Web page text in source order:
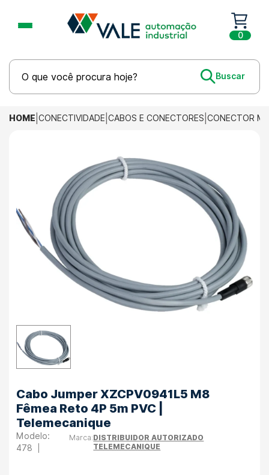
0
HOME CONECTIVIDADE CABOS E CONECTORES CONECTOR
Cabo Jumper XZCPV0941L5 M8
Fêmea Reto 4P 5m PVC |
Telemecanique
478
DISTRIBUIDOR AUTORIZADO
TELEMECANIQUE